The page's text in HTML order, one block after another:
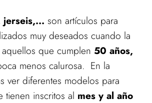
jerseis,... son artículos para
muy deseados cuando la
que cumplen 50 años,
menos calurosa. En la
ver diferentes modelos para
tienen inscritos al mes y al año